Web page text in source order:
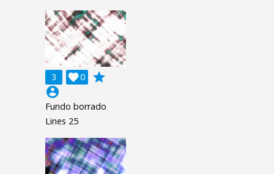
3 0

grade
account_circle
Fundo borrado
Lines 25